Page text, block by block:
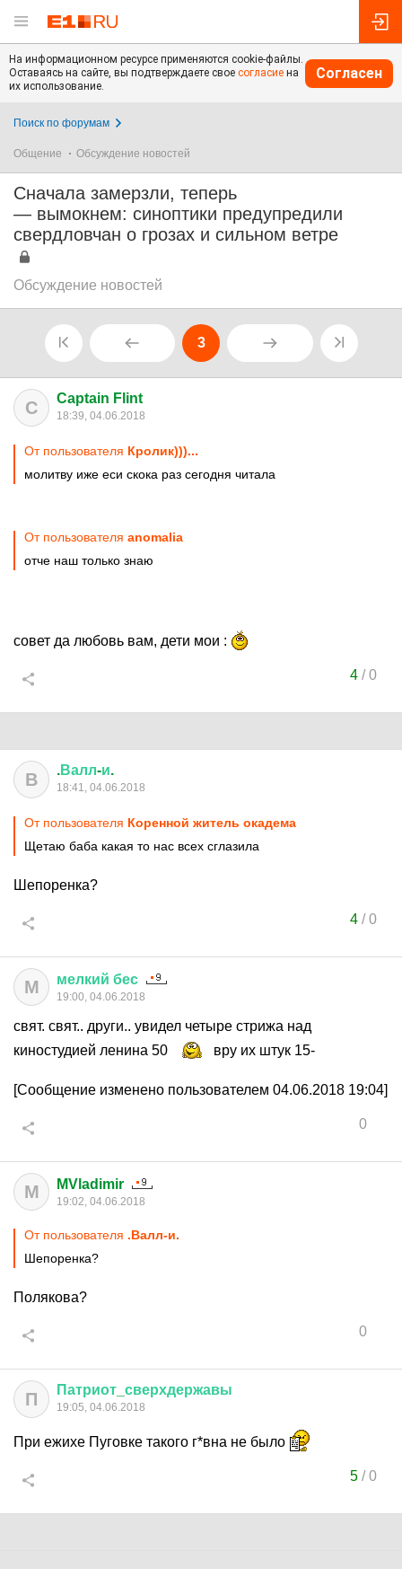
На информационном ресурсе применяются cookie-файлы.
Оставаясь на сайте, вы подтверждаете свое согласие на
их использование.
Согласен
Поиск по форумам
Общение Обсуждение новостей
Сначала замерзли, теперь
— вымокнем: синоптики предупредили
свердловчан о грозах и сильном ветре
Обсуждение новостей
3
C Captain Flint
18:39, 04.06.2018
От пользователя Кролик)))...
молитву иже еси скока раз сегодня читала
От пользователя anomalia
отче наш только знаю
совет да любовь вам, дети мои :
4/0
В .Валл-и.
18:41, 04.06.2018
От пользователя Коренной житель окадема
Щетаю баба какая то нас всех сглазила
Шепоренка?
4/0
М мелкий бес
19:00, 04.06.2018
свят. свят.. други.. увидел четыре стрижа над
киностудией ленина 50
вру их штук 15-
[Сообщение изменено пользователем 04.06.2018 19:04]
0
M MVladimir
19:02, 04.06.2018
От пользователя .Валл-и.
Шепоренка?
Полякова?
0
П Патриот сверхдержавы
19:05, 04.06.2018
При ежихе Пуговке такого г*вна не было
5/0